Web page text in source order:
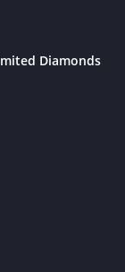
Diamonds